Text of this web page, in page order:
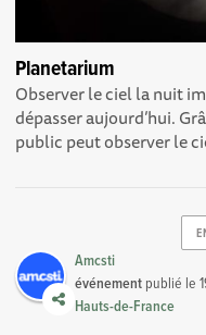
Planetarium
Observer le ciel la nuit
dépasser aujourd’hui.
public peut observer le
Amcsti
événement publié le
Hauts-de-France